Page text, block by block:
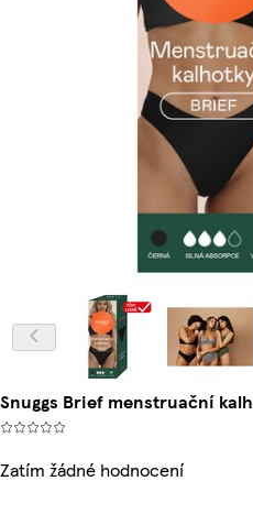
Snuggs Brief menstruační
Zatím žádné hodnocení